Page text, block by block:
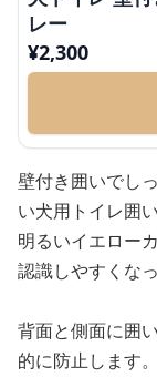
レー
¥2,300
壁付き囲いでし
い犬用トイレ囲
明るいイエロー
認識しやすくな
背面と側面に囲
的に防止します。